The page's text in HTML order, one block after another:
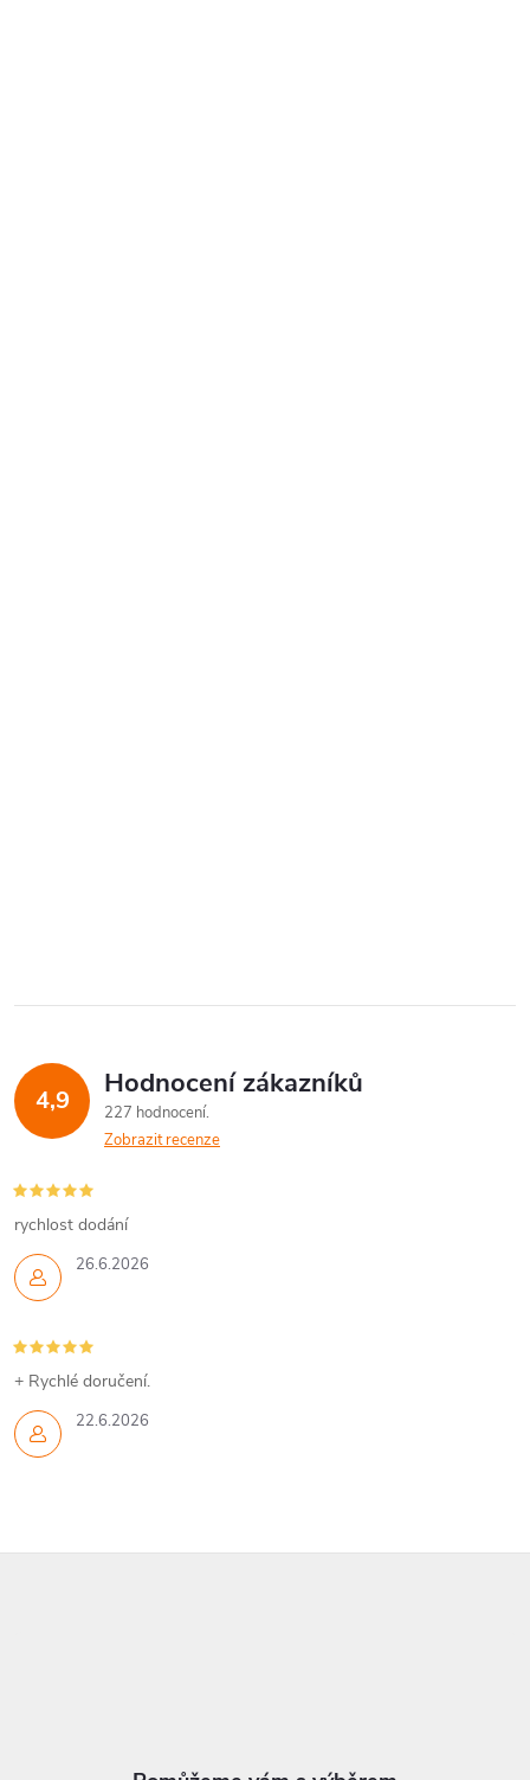
4,9 Hodnocení zákazníků
227 hodnocení
Zobrazit recenze
26.6.2026
rychlost dodání
22.6.2026
+ Rychlé doručení.